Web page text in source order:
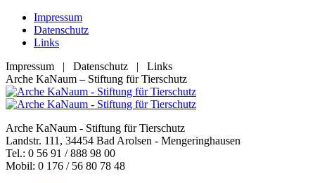
Zum
Inhalt
springen
Impressum
Datenschutz
Links
Impressum | Datenschutz | Links
Facebook
page
opens
new
window
YouTube
page
opens
new
window
RSS
page
opens
new
window
E-
Mail
page
in
new
window
Arche KaNaum – Stiftung für Tierschutz
Arche KaNaum - Stiftung für Tierschutz
Landstr. 111, 34454 Bad Arolsen - Mengeringhausen
Tel.: 0 56 91 / 888 98 00
Mobil: 0 176 / 56 80 78 48